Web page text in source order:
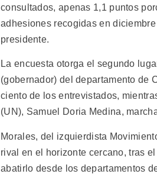
consultados, apenas 1,1 puntos
adhesiones recogidas en
presidente.
La encuesta otorga el segundo
(gobernador) del departamento de
ciento de los entrevistados,
(UN), Samuel Doria Medina,
Morales, del izquierdista
rival en el horizonte cercano, tras
abatirlo desde los departamentos